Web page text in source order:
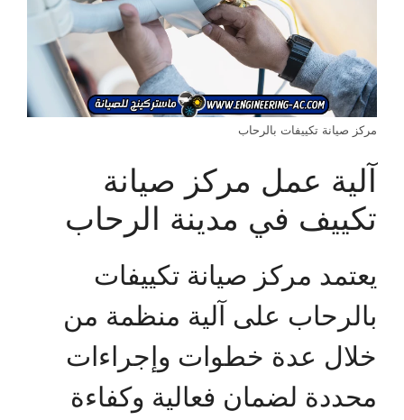
مركز صيانة تكييفات بالرحاب
آلية عمل مركز صيانة
تكييف في مدينة الرحاب
يعتمد مركز صيانة تكييفات
بالرحاب على آلية منظمة من
خلال عدة خطوات وإجراءات
محددة لضمان فعالية وكفاءة